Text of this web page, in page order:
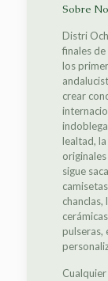
Sobre
Distri
finales
los
crear
lealtad,
sigue
chanclas,
pulseras,